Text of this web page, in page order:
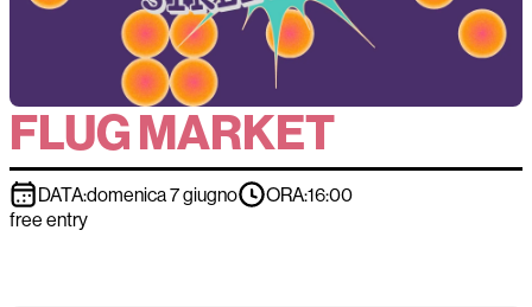
FLUG MARKET
DATA:domenica 7 giugno ORA:16:00
free entry